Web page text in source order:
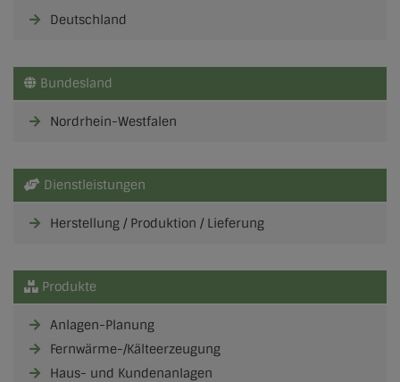
Deutschland
Bundesland
Nordrhein-Westfalen
Dienstleistungen
Herstellung / Produktion / Lieferung
Produkte
Anlagen-Planung
Fernwärme-/Kälteerzeugung
Haus- und Kundenanlagen